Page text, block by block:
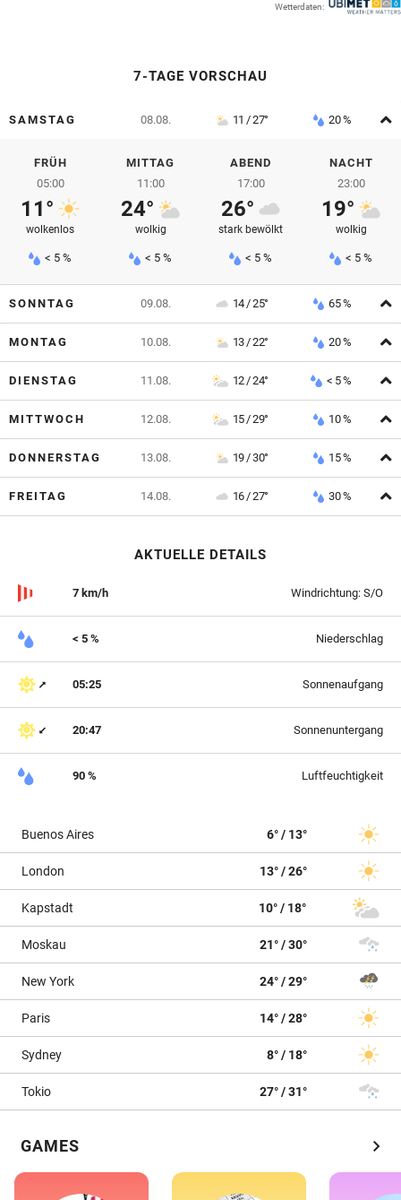
Wetterdaten:
7-TAGE VORSCHAU
SAMSTAG 08.08. 11 / 27° 20 %
FRÜH
05:00
11°
wolkenlos
< 5 %
MITTAG
11:00
24°
wolkig
< 5 %
ABEND
17:00
26°
stark bewölkt
< 5 %
NACHT
23:00
19°
wolkig
< 5 %
SONNTAG 09.08. 14 / 25° 65 %
MONTAG 10.08. 13 / 22° 20 %
DIENSTAG 11.08. 12 / 24° < 5 %
MITTWOCH 12.08. 15 / 29° 10 %
DONNERSTAG 13.08. 19 / 30° 15 %
FREITAG 14.08. 16 / 27° 30 %
AKTUELLE DETAILS
7 km/h Windrichtung: S/O
< 5 % Niederschlag
05:25 Sonnenaufgang
20:47 Sonnenuntergang
90 % Luftfeuchtigkeit
Buenos Aires 6° / 13°
London 13° / 26°
Kapstadt 10° / 18°
Moskau 21° / 30°
New York 24° / 29°
Paris 14° / 28°
Sydney 8° / 18°
Tokio 27° / 31°
GAMES chevron_right